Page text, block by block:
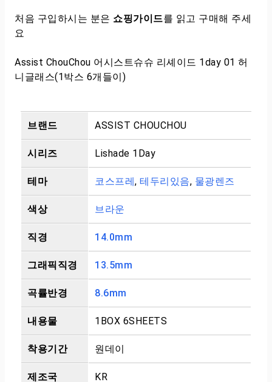
처음 구입하시는 분은 쇼핑가이드를 읽고 구매해 주세
요
Assist ChouChou 어시스트슈슈 리셰이드 1day 01 허
니글래스(1박스 6개들이)
브랜드 ASSIST CHOUCHOU
시리즈 Lishade 1Day
테마 코스프레, 테두리있음, 물광렌즈
색상 브라운
직경 14.0mm
그래픽직경 13.5mm
곡률반경 8.6mm
내용물 1BOX 6SHEETS
착용기간 원데이
제조국 KR